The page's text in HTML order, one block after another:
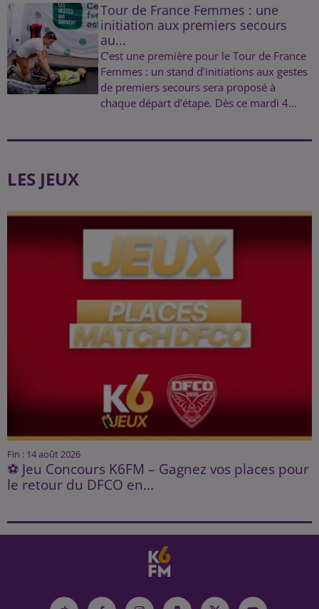
Tour de France Femmes : une
initiation aux premiers secours
au...
C’est une première pour le Tour de France
Femmes : un stand d’initiations aux gestes
de premiers secours sera proposé à
chaque départ d’étape. Dès ce mardi 4...
LES JEUX
Fin : 14 août 2026
⚽ Jeu Concours K6FM – Gagnez vos places pour
le retour du DFCO en...